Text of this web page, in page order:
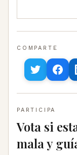
COMPARTE
PARTICIPA
Vota si
mala y